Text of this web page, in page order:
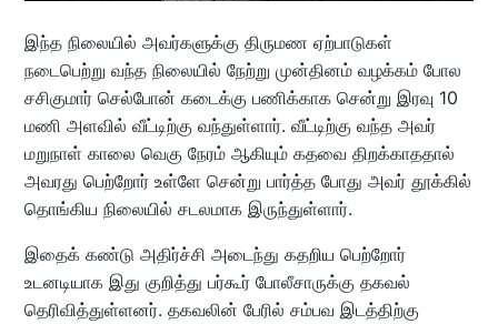
இந்த நிலையில் அவர்களுக்கு திருமண ஏற்பாடுகள்
நடைபெற்று வந்த நிலையில் நேற்று முன்தினம் வழக்கம் போல
சசிகுமார் செல்போன் கடைக்கு பணிக்காக சென்று இரவு 10
மணி அளவில் வீட்டிற்கு வந்துள்ளார். வீட்டிற்கு வந்த அவர்
மறுநாள் காலை வெகு நேரம் ஆகியும் கதவை திறக்காததால்
அவரது பெற்றோர் உள்ளே சென்று பார்த்த போது அவர் தூக்கில்
தொங்கிய நிலையில் சடலமாக இருந்துள்ளார்.
இதைக் கண்டு அதிர்ச்சி அடைந்து கதறிய பெற்றோர்
உடனடியாக இது குறித்து பர்கூர் போலீசாருக்கு தகவல்
தெரிவித்துள்ளனர். தகவலின் பேரில் சம்பவ இடத்திற்கு